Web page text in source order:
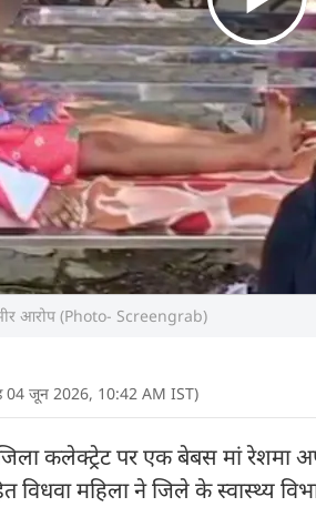
आरोप (Photo- Screengrab)
04 जून 2026, 10:42 AM IST)
कलेक्ट्रेट पर एक बेबस मां रेशमा
विधवा महिला ने जिले के स्वास्थ्य